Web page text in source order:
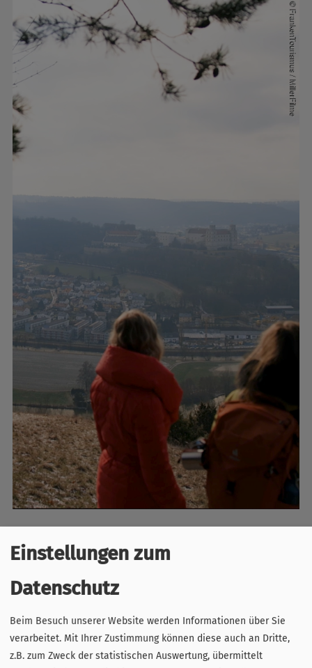
Szenen aus allen 15 Städten zu einem 90-120-sekündigen
Gesamtbild der "Weihnachts- und Winterangebote in den
Fränkischen Städten" zusammenfasst. Dieser Clip ist sowohl
in deutscher als auch in englischer Sprache verfügbar.
Neben den unterschiedlichen Ausspielungskanälen der
einzelnen Städte, erfolgt die Veröffentlichung und
Einstellungen zum
Datenschutz
Beim Besuch unserer Website werden Informationen über Sie
verarbeitet. Mit Ihrer Zustimmung können diese auch an Dritte,
z.B. zum Zweck der statistischen Auswertung, übermittelt